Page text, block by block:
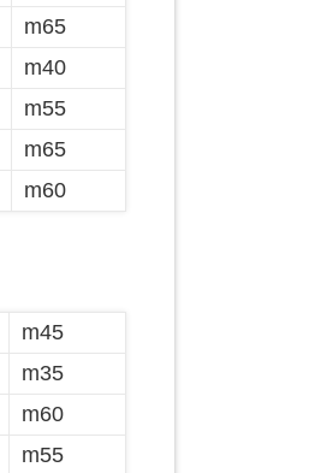
m65
m40
m55
m65
m60
m45
m35
m60
m55